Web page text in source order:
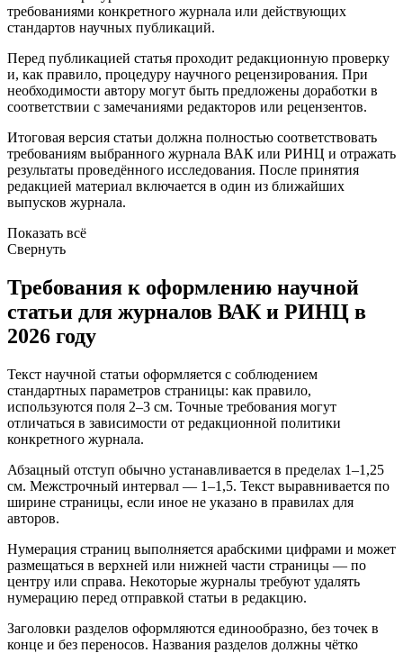
требованиями конкретного журнала или действующих
стандартов научных публикаций.
Перед публикацией статья проходит редакционную проверку
и, как правило, процедуру научного рецензирования. При
необходимости автору могут быть предложены доработки в
соответствии с замечаниями редакторов или рецензентов.
Итоговая версия статьи должна полностью соответствовать
требованиям выбранного журнала ВАК или РИНЦ и отражать
результаты проведённого исследования. После принятия
редакцией материал включается в один из ближайших
выпусков журнала.
Показать всё
Свернуть
Требования к оформлению научной
статьи для журналов ВАК и РИНЦ в
2026 году
Текст научной статьи оформляется с соблюдением
стандартных параметров страницы: как правило,
используются поля 2–3 см. Точные требования могут
отличаться в зависимости от редакционной политики
конкретного журнала.
Абзацный отступ обычно устанавливается в пределах 1–1,25
см. Межстрочный интервал — 1–1,5. Текст выравнивается по
ширине страницы, если иное не указано в правилах для
авторов.
Нумерация страниц выполняется арабскими цифрами и может
размещаться в верхней или нижней части страницы — по
центру или справа. Некоторые журналы требуют удалять
нумерацию перед отправкой статьи в редакцию.
Заголовки разделов оформляются единообразно, без точек в
конце и без переносов. Названия разделов должны чётко